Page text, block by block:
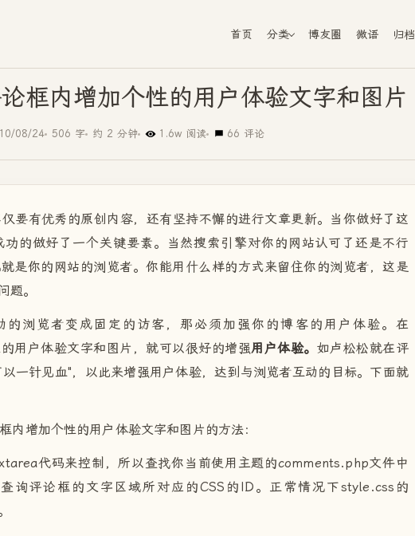
首页 分类 博友圈 微语 归档
框内增加个性的用户体验文字和图片
08/24 506 字 约 2 分钟 1.6w 阅读 66 评论
优秀的原创内容，还有坚持不懈的进行文章更新。当你做好了这
功的做好了一个关键要素。当然搜索引擎对你的网站认可了还是不行
是你的网站的浏览者。你能用什么样的方式来留住你的浏览者，这是
题。
者变成固定的访客，那必须加强你的博客的用户体验。在
用户体验文字和图片，就可以很好的增强用户体验。 如卢松松就在评
一针见血"，以此来增强用户体验，达到与浏览者互动的目标。下面就
加个性的用户体验文字和图片的方法：
代码来控制，所以查找你当前使用主题的comments.php文件中
询评论框的文字区域所对应的CSS的ID。正常情况下style.css的